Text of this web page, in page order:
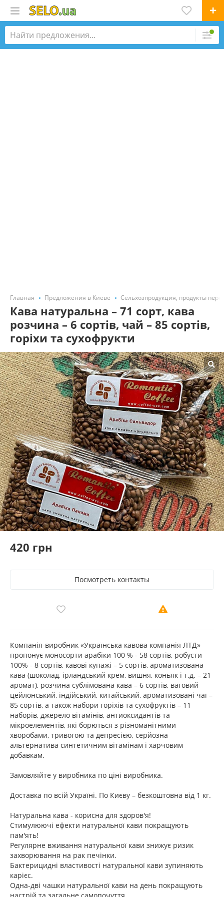
Главная Предложения в Киеве Сельхозпродукция, продукты
Кава натуральна – 71 сорт, кава
розчина – 6 сортів, чай – 85 сортів,
горіхи та сухофрукти
420 грн
Посмотреть контакты
Компанія-виробник «Українська кавова компанія ЛТД»
пропонує моносорти арабіки 100 % - 58 сортів, робусти
100% - 8 сортів, кавові купажі – 5 сортів, ароматизована
кава (шоколад, ірландський крем, вишня, коньяк і т.д. – 21
аромат), розчина сублімована кава – 6 сортів, ваговий
цейлонський, індійський, китайський, ароматизовані чаї –
85 сортів, а також набори горіхів та сухофруктів – 11
наборів, джерело вітамінів, антиоксидантів та
мікроелементів, які борються з різноманітними
хворобами, тривогою та депресією, серйозна
альтернатива синтетичним вітамінам і харчовим
добавкам.
Замовляйте у виробника по ціні виробника.
Доставка по всій Україні. По Києву – безкоштовна від 1 кг.
Натуральна кава - корисна для здоров'я!
Стимулюючі ефекти натуральної кави покращують
пам'ять!
Регулярне вживання натуральної кави знижує ризик
захворювання на рак печінки.
Бактерицидні властивості натуральної кави зупиняють
карієс.
Одна-дві чашки натуральної кави на день покращують